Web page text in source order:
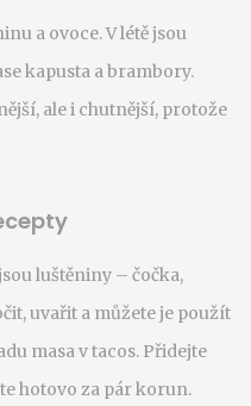
a ovoce. V létě jsou
kapusta a brambory.
ale i chutnější, protože
luštěniny – čočka,
uvařit a můžete je použít
masa v tacos. Přidejte
hotovo za pár korun.